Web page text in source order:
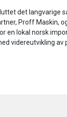
det langvarige
Proff Maskin,
en lokal norsk
videreutvikling av